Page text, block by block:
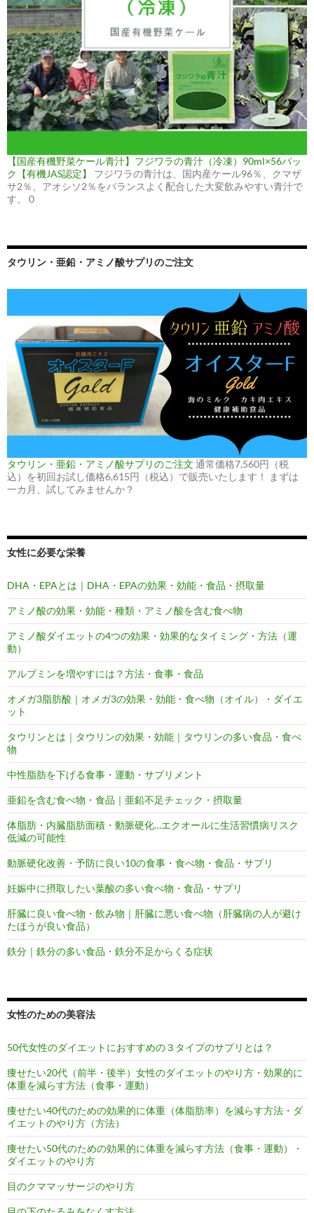
【国産有機野菜ケール青汁】フジワラの青汁（冷凍）90ml×56パッ
ク【有機JAS認定】
フジワラの青汁は、国内産ケール96％、クマザ
サ2％、アオシソ2％をバランスよく配合した大変飲みやすい青汁で
す。 0
タウリン・亜鉛・アミノ酸サプリのご注文
タウリン・亜鉛・アミノ酸サプリのご注文 通常価格7,560円（税
込）を初回お試し価格6,615円（税込）で販売いたします！ まずは
一カ月、試してみませんか？
女性に必要な栄養
DHA・EPAとは｜DHA・EPAの効果・効能・食品・摂取量
アミノ酸の効果・効能・種類・アミノ酸を含む食べ物
アミノ酸ダイエットの4つの効果・効果的なタイミング・方法（運
動）
アルブミンを増やすには？方法・食事・食品
オメガ3脂肪酸｜オメガ3の効果・効能・食べ物（オイル）・ダイエ
ット
タウリンとは｜タウリンの効果・効能｜タウリンの多い食品・食べ
物
中性脂肪を下げる食事・運動・サプリメント
亜鉛を含む食べ物・食品｜亜鉛不足チェック・摂取量
体脂肪・内臓脂肪面積・動脈硬化…エクオールに生活習慣病リスク
低減の可能性
動脈硬化改善・予防に良い10の食事・食べ物・食品・サプリ
妊娠中に摂取したい葉酸の多い食べ物・食品・サプリ
肝臓に良い食べ物・飲み物｜肝臓に悪い食べ物（肝臓病の人が避け
たほうが良い食品）
鉄分｜鉄分の多い食品・鉄分不足からくる症状
女性のための美容法
50代女性のダイエットにおすすめの３タイプのサプリとは？
痩せたい20代（前半・後半）女性のダイエットのやり方・効果的に
体重を減らす方法（食事・運動）
痩せたい40代のための効果的に体重（体脂肪率）を減らす方法・ダ
イエットのやり方（方法）
痩せたい50代のための効果的に体重を減らす方法（食事・運動）・
ダイエットのやり方
目のクママッサージのやり方